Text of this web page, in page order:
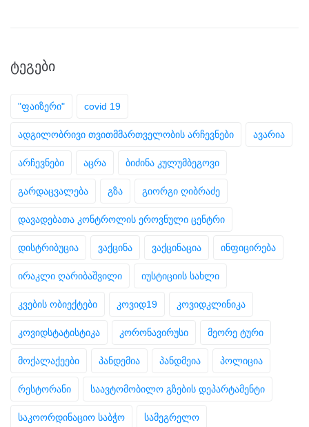
ᲢᲔᲒᲔᲑᲘ
"ფაიზერი" covid 19
ადგილობრივი თვითმმართველობის არჩევნები ავარია
არჩევნები აცრა ბიძინა კულუმბეგოვი
გარდაცვალება გზა გიორგი ღიბრაძე
დავადებათა კონტროლის ეროვნული ცენტრი
დისტრიბუცია ვაქცინა ვაქცინაცია ინფიცირება
ირაკლი ღარიბაშვილი იუსტიციის სახლი
კვების ობიექტები კოვიდ19 კოვიდკლინიკა
კოვიდსტატისტიკა კორონავირუსი მეორე ტური
მოქალაქეები პანდემია პანდმეია პოლიცია
რესტორანი საავტომობილო გზების დეპარტამენტი
საკოორდინაციო საბჭო სამეგრელო